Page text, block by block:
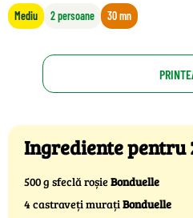
Mediu 2 persoane 30 mn
Ingrediente pentru
500 g sfeclă roșieBonduelle
4 castraveți murațiBonduelle